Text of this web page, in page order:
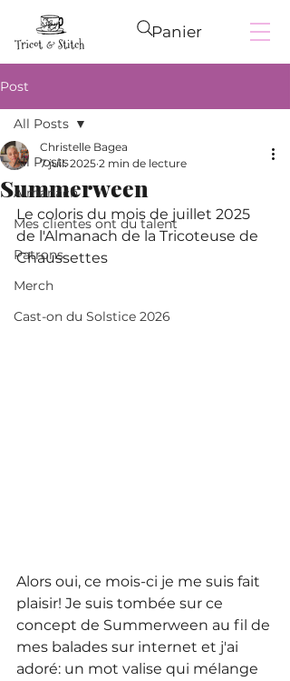
Panier
Post
All Posts
Almanach
Mes clientes ont du talent
Patrons
Merch
Cast-on du Solstice 2026
All Posts
Summerween
Christelle Bagea
7 juil. 2025 2 min de lecture
Le coloris du mois de juillet 2025
de l'Almanach de la Tricoteuse de
Chaussettes
Alors oui, ce mois-ci je me suis fait
plaisir! Je suis tombée sur ce
concept de Summerween au fil de
mes balades sur internet et j'ai
adoré: un mot valise qui mélange